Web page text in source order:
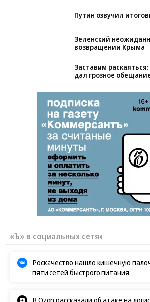
Зеленский
Заставим раскаяться:
дал грозное
Роскачество нашло кишечную